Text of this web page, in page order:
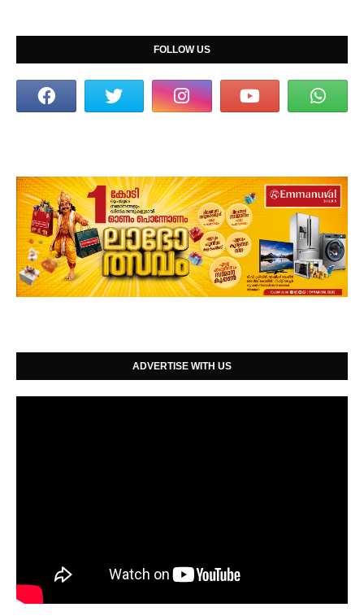
FOLLOW US
ADVERTISE WITH US